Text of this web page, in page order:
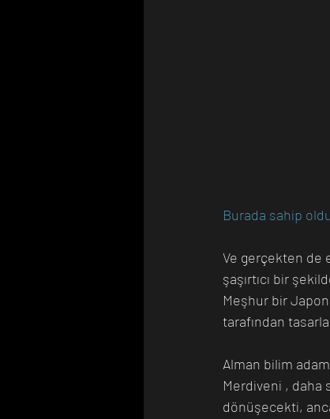
Burada sahip
Ve gerçekten de
şaşırtıcı bir
Meşhur bir
tarafından
Alman bilim
Merdiveni , daha
dönüşecekti,